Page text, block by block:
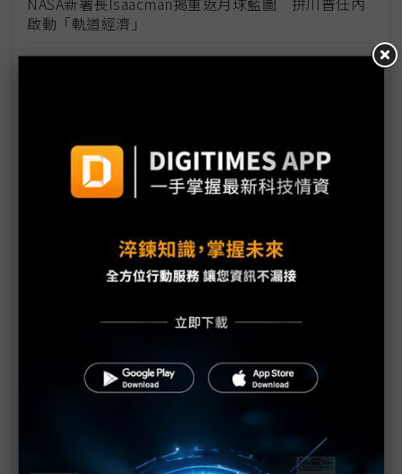
啟動「軌道經濟」
中國H200訂單暴增逾200萬顆 NVIDIA傳急敲台積新
入NVIDIA
川普10萬美元H-1B簽證費用爭議延燒 美國商會提起
魏哲家自嘲含淚打造台積美廠 NYT剖析1.8萬條法規
如何綁住晶圓代工龍頭手腳
從DeepSeek到H200鬆綁 盤點NVIDIA 2025年十大
新的逆襲之路？ 業者估未來5~10年中國將竄出多家
未蒙其利先受其害 美國製造業景氣連9個月衰退